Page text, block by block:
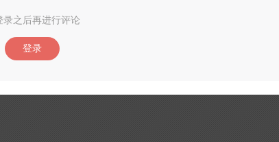
录之后再进行评论
登录